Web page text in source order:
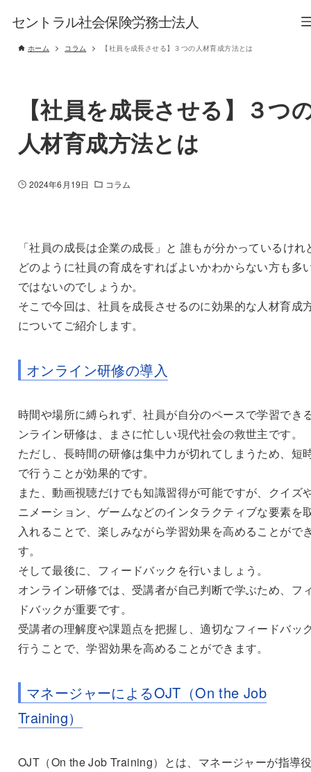
セントラル社会保険労務士法人
ホーム コラム 【社員を成長させる】３つの人材育成方法とは
【社員を成長させる】３つ
人材育成方法とは
2024年6月19日 コラム
「社員の成長は企業の成長」と 誰もが分かっているけれ
どのように社員の育成をすればよいかわからない方も多
ではないのでしょうか。
そこで今回は、社員を成長させるのに効果的な人材育成
についてご紹介します。
オンライン研修の導入
時間や場所に縛られず、社員が自分のペースで学習でき
ンライン研修は、まさに忙しい現代社会の救世主です。
ただし、長時間の研修は集中力が切れてしまうため、短
で行うことが効果的です。
また、動画視聴だけでも知識習得が可能ですが、クイズ
ニメーション、ゲームなどのインタラクティブな要素を
入れることで、楽しみながら学習効果を高めることがで
す。
そして最後に、フィードバックを行いましょう。
オンライン研修では、受講者が自己判断で学ぶため、フ
ドバックが重要です。
受講者の理解度や課題点を把握し、適切なフィードバッ
行うことで、学習効果を高めることができます。
マネージャーによるOJT（On the Job
Training）
OJT（On the Job Training）とは、マネージャーが指導